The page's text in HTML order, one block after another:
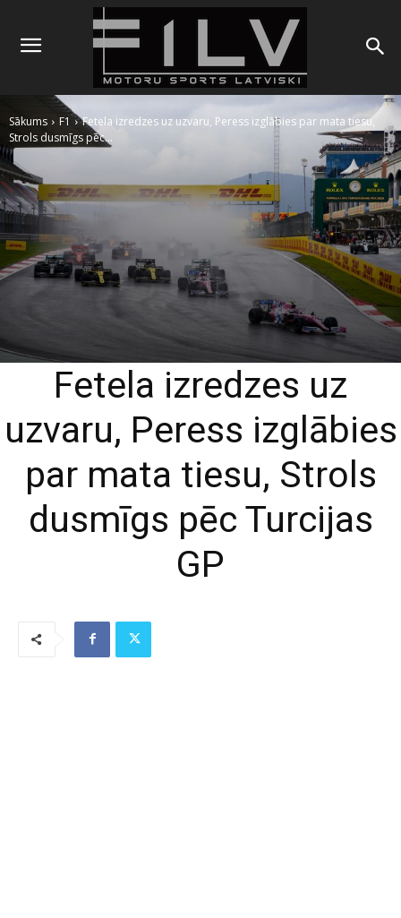
Sākums F1
Fetela izredzes uz uzvaru, Peress izglābies par mata tiesu,
Strols dusmīgs pēc...
Fetela izredzes uz
uzvaru, Peress izglābies
par mata tiesu, Strols
dusmīgs pēc Turcijas
GP